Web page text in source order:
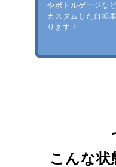
やボトルゲージな
カスタムした自転
ります！
こんな状